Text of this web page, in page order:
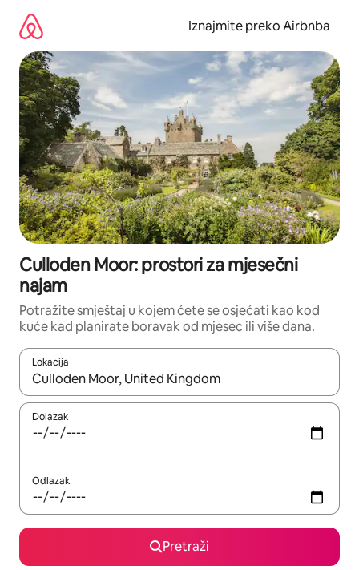
sadržaj
Iznajmite preko Airbnba
Culloden Moor: prostori za mjesečni
najam
Potražite smještaj u kojem ćete se osjećati kao kod
kuće kad planirate boravak od mjesec ili više dana.
Lokacija
Kada budu dostupni rezultati, moći ćete ih pregledati
Dolazak
Odlazak
Pretraži